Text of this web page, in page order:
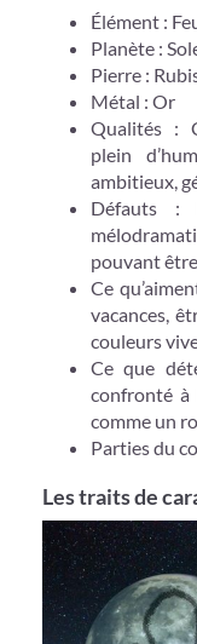
Élément :
Planète :
Pierre :
Métal : Or
Qualités :
plein
ambitieux,
Défauts :
pouvant
Ce
vacances,
couleurs
Ce que
confronté à
comme un
Parties du
Les traits de